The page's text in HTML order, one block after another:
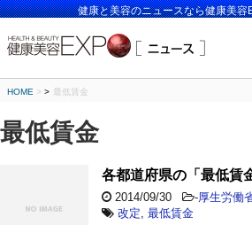
健康と美容のニュースなら健康美容
HOME > 最低賃金
最低賃金
各都道府県の「最低賃
2014/09/30 -厚生労働
改定 最低賃金